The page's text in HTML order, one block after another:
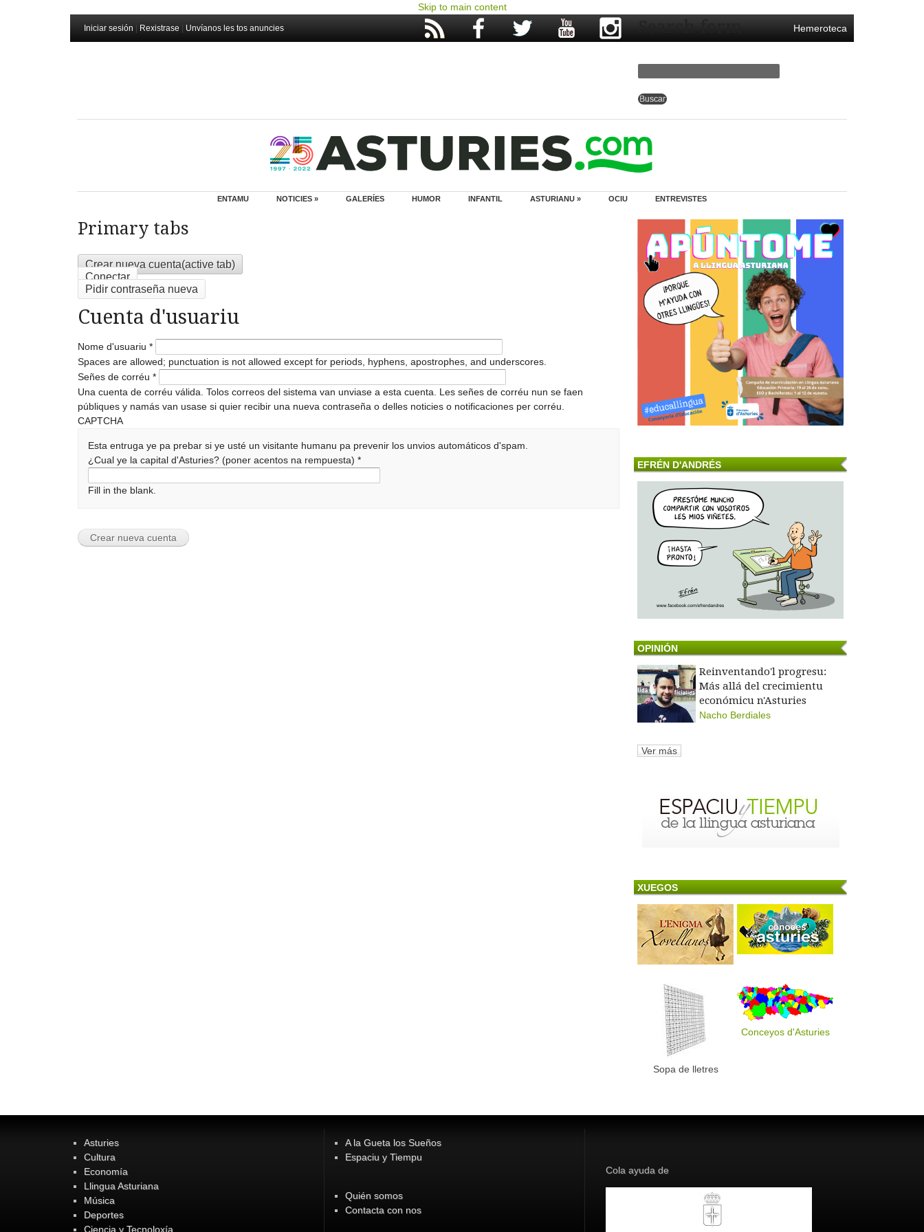
Skip to main content
Iniciar sesión Rexistrase Unvíanos les tos anuncies Hemeroteca
Search form
ENTAMU NOTICIES » GALERÍES HUMOR INFANTIL ASTURIANU » OCIU ENTREVISTES
Primary tabs
Crear nueva cuenta(active tab)
Conectar
Pidir contraseña nueva
Cuenta d'usuariu
Nome d'usuariu *
Spaces are allowed; punctuation is not allowed except for periods, hyphens, apostrophes, and underscores.
Señes de corréu *
Una cuenta de corréu válida. Tolos correos del sistema van unviase a esta cuenta. Les señes de corréu nun se faen
públiques y namás van usase si quier recibir una nueva contraseña o delles noticies o notificaciones per corréu.
CAPTCHA
Esta entruga ye pa prebar si ye usté un visitante humanu pa prevenir los unvios automáticos d'spam.
¿Cual ye la capital d'Asturies? (poner acentos na rempuesta)*
Fill in the blank.
EFRÉN D'ANDRÉS
OPINIÓN
Reinventando'l progresu:
Más allá del crecimientu
económicu n'Asturies
Nacho Berdiales
Ver más
XUEGOS
Sopa de lletres
Conceyos d'Asturies
Asturies
Cultura
Economía
Llingua Asturiana
Música
Deportes
Ciencia y Tecnoloxía
A la Gueta los Sueños
Espaciu y Tiempu
Quién somos
Contacta con nos
Cola ayuda de